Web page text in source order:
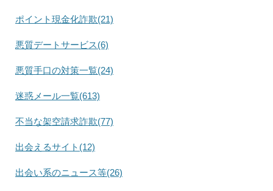
ポイント現金化詐欺(21)
悪質デートサービス(6)
悪質手口の対策一覧(24)
迷惑メール一覧(613)
不当な架空請求詐欺(77)
出会えるサイト(12)
出会い系のニュース等(26)